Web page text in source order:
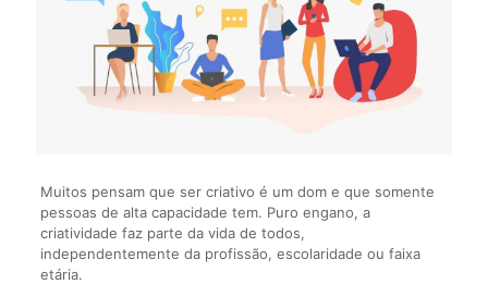
Muitos pensam que ser criativo é um dom e que somente
pessoas de alta capacidade tem. Puro engano, a
criatividade faz parte da vida de todos,
independentemente da profissão, escolaridade ou faixa
etária.